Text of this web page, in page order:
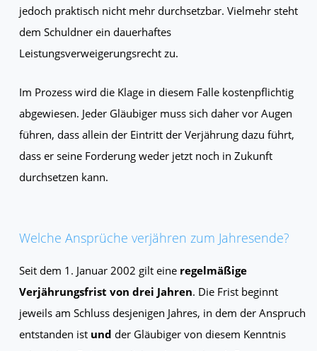
jedoch praktisch nicht mehr durchsetzbar. Vielmehr steht
dem Schuldner ein dauerhaftes
Leistungsverweigerungsrecht zu.
Im Prozess wird die Klage in diesem Falle kostenpflichtig
abgewiesen. Jeder Gläubiger muss sich daher vor Augen
führen, dass allein der Eintritt der Verjährung dazu führt,
dass er seine Forderung weder jetzt noch in Zukunft
durchsetzen kann.
Welche Ansprüche verjähren zum Jahresende?
Seit dem 1. Januar 2002 gilt eine regelmäßige
Verjährungsfrist von drei Jahren. Die Frist beginnt
jeweils am Schluss desjenigen Jahres, in dem der Anspruch
entstanden ist und der Gläubiger von diesem Kenntnis